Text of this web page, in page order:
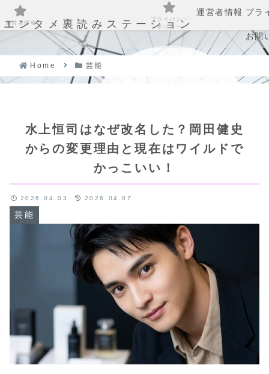
エンタメ裏読みステーション
運営者情報 プラ
お問
Home 芸能
水上恒司はなぜ改名した？岡田健史
からの変更理由と現在はワイルドで
かっこいい！
芸能
2026.04.03 2026.04.07
運営者情報
プライバシー
ポリシー